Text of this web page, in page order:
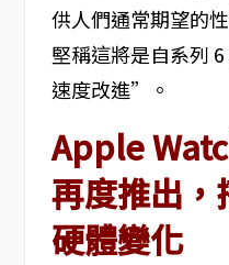
供人們通常期望的
堅稱這將是自系列
速度改進”。
Apple
再度推出，
硬體變化